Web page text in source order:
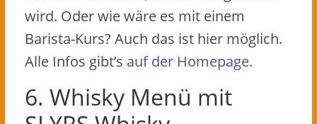
wird. Oder wie wäre es mit einem
Barista-Kurs? Auch das ist hier möglich.
Alle Infos gibt’s auf der Homepage.
6. Whisky Menü mit